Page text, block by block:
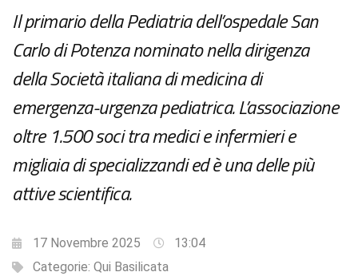
Il primario della Pediatria dell’ospedale San
Carlo di Potenza nominato nella dirigenza
della Società italiana di medicina di
emergenza-urgenza pediatrica. L’associazione
oltre 1.500 soci tra medici e infermieri e
migliaia di specializzandi ed è una delle più
attive scientifica.
17 Novembre 2025
13:04
Categorie: Qui Basilicata